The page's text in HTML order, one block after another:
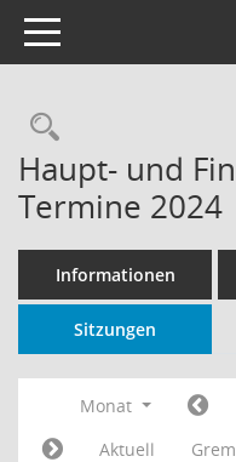
Toggle navigation
Haupt- und
Termine 2024
Informationen
Sitzungen
Monat
Aktuell